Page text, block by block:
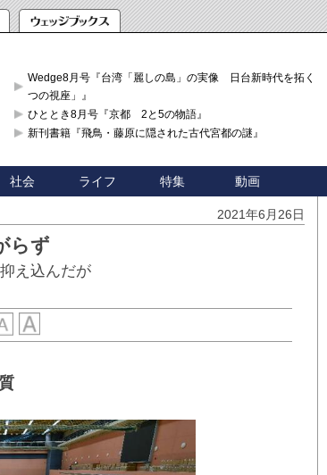
Wedge8月号『台湾「麗しの島」の実像 日台新時代を拓く「3
つの視座」』
ひととき8月号『京都 2と5の物語』
新刊書籍『飛鳥・藤原に隠された古代宮都の謎』
社会 ライフ 特集 動画
2021年6月26日
らず
え込んだが